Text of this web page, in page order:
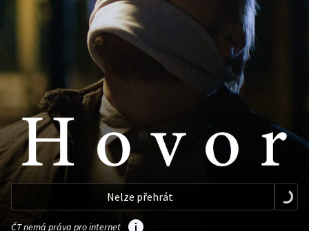
Nelze přehrát
ČT nemá práva pro internet